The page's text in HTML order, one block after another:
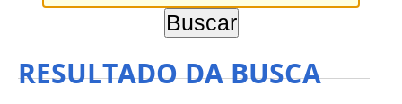
RESULTADO DA BUSCA